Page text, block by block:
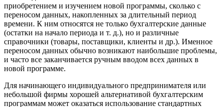
приобретением и изучением новой программы, сколько с
переносом данных, накопленных за длительный период
времени. К ним относятся не только бухгалтерские данные
(остатки на начало периода и т. д.), но и различные
справочники (товары, поставщики, клиенты и др.). Именное
переносом данных обычно возникают наибольшие проблемы,
и часто все заканчивается ручным вводом всех данных в
новой программе.
Для начинающего индивидуального предпринимателя или
небольшой фирмы хорошей альтернативой бухгалтерским
программам может оказаться использование стандартных